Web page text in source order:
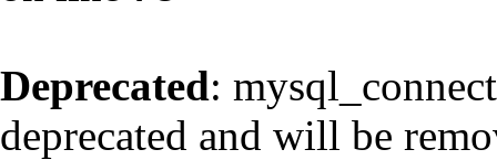
Deprecated:
deprecated and will be